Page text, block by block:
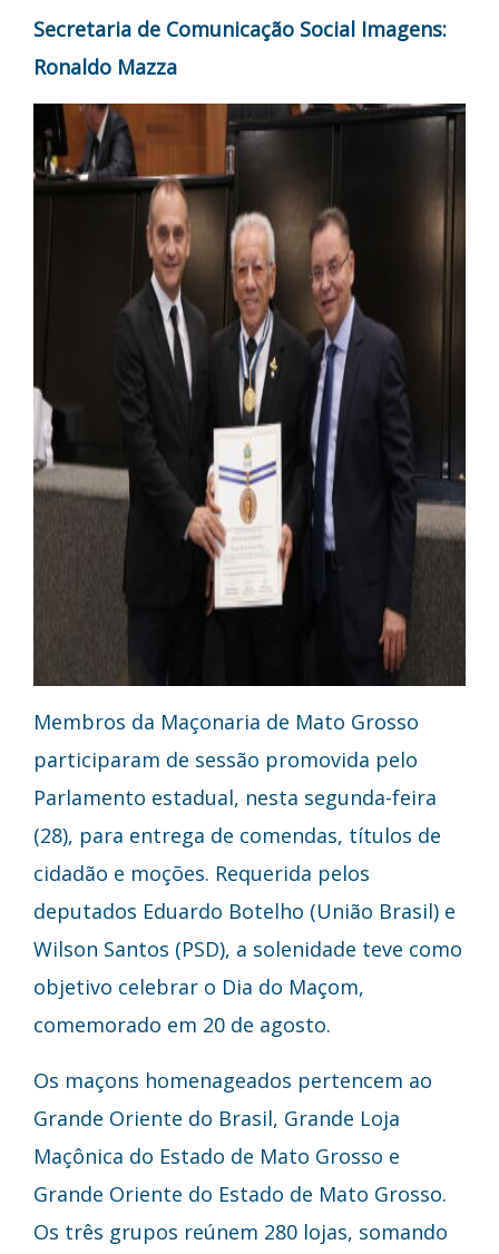
Secretaria de Comunicação Social Imagens:
Ronaldo Mazza
Membros da Maçonaria de Mato Grosso
participaram de sessão promovida pelo
Parlamento estadual, nesta segunda-feira
(28), para entrega de comendas, títulos de
cidadão e moções. Requerida pelos
deputados Eduardo Botelho (União Brasil) e
Wilson Santos (PSD), a solenidade teve como
objetivo celebrar o Dia do Maçom,
comemorado em 20 de agosto.
Os maçons homenageados pertencem ao
Grande Oriente do Brasil, Grande Loja
Maçônica do Estado de Mato Grosso e
Grande Oriente do Estado de Mato Grosso.
Os três grupos reúnem 280 lojas, somando